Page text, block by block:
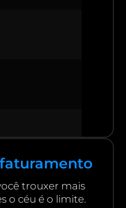
trouxer mais
o céu é o limite.